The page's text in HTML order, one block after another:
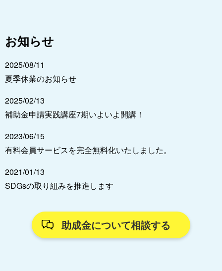
お知らせ
2025/08/11
夏季休業のお知らせ
2025/02/13
補助金申請実践講座7期いよいよ開講！
2023/06/15
有料会員サービスを完全無料化いたしました。
2021/01/13
SDGsの取り組みを推進します
助成金について相談する